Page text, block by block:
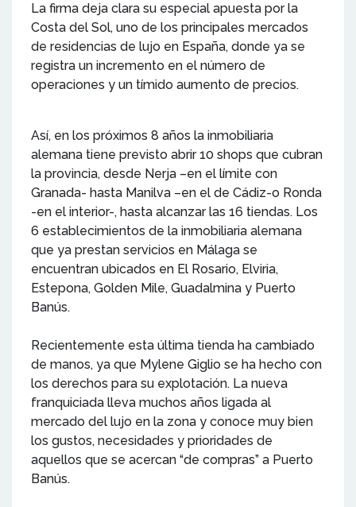
La firma deja clara su especial apuesta por la
Costa del Sol, uno de los principales mercados
de residencias de lujo en España, donde ya se
registra un incremento en el número de
operaciones y un tímido aumento de precios.
Así, en los próximos 8 años la inmobiliaria
alemana tiene previsto abrir 10 shops que cubran
la provincia, desde Nerja –en el límite con
Granada- hasta Manilva –en el de Cádiz-o Ronda
-en el interior-, hasta alcanzar las 16 tiendas. Los
6 establecimientos de la inmobiliaria alemana
que ya prestan servicios en Málaga se
encuentran ubicados en El Rosario, Elviria,
Estepona, Golden Mile, Guadalmina y Puerto
Banús.
Recientemente esta última tienda ha cambiado
de manos, ya que Mylene Giglio se ha hecho con
los derechos para su explotación. La nueva
franquiciada lleva muchos años ligada al
mercado del lujo en la zona y conoce muy bien
los gustos, necesidades y prioridades de
aquellos que se acercan “de compras” a Puerto
Banús.